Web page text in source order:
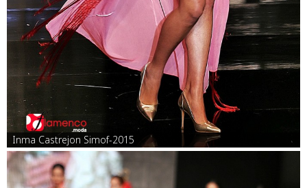
Inma Castrejon Simof-2015